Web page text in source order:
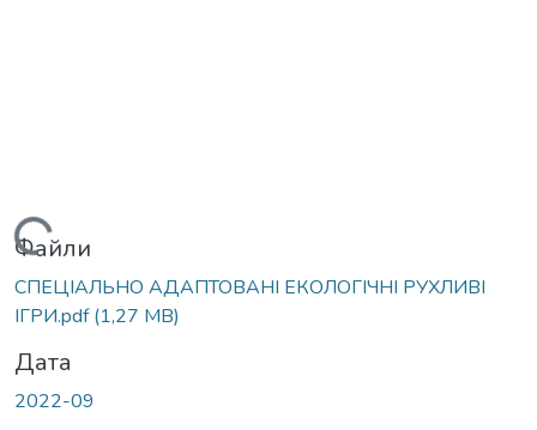
Вантажиться...
Файли
СПЕЦІАЛЬНО АДАПТОВАНІ ЕКОЛОГІЧНІ РУХЛИВІ
ІГРИ.pdf(1,27 MB)
Дата
2022-09